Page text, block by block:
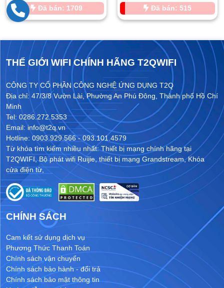
Đã bán: 1709 Đã bán: 515
THẾ GIỚI WIFI CHÍNH HÃNG T2QWIFI
CÔNG TY CỔ PHẦN CÔNG NGHỆ ỨNG DỤNG T2Q
Địa chỉ: 47/3/8 Vườn Lài, Phường An Phú Đông, Thành phố Hồ Chí
Minh
Tel: 0286.272.5353
Email: info@t2q.vn
Hotline: 0903.929.566 - 093.101.4579
Từ khóa tìm kiếm nhiều nhất:Thiết bị mạng chính hãng tại
T2QWIFI,Bộ phát wifi Ruijie,thiết bị mạng Grandstream,Khóa
cửa điện từ,
CHÍNH SÁCH
Cam kết sử dụng dịch vụ
Phương Thức Thanh Toán
Chính sách vận chuyển
Chính sách bảo hành - đổi trả
Chính sách bảo mật thông tin